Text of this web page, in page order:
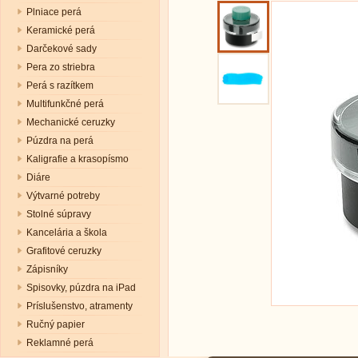
Plniace perá
Keramické perá
Darčekové sady
Pera zo striebra
Perá s razítkem
Multifunkčné perá
Mechanické ceruzky
Púzdra na perá
Kaligrafie a krasopísmo
Diáre
Výtvarné potreby
Stolné súpravy
Kancelária a škola
Grafitové ceruzky
Zápisníky
Spisovky, púzdra na iPad
Príslušenstvo, atramenty
Ručný papier
Reklamné perá